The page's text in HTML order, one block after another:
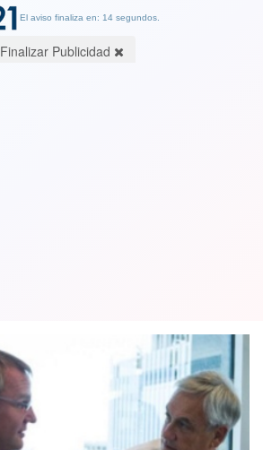
El aviso finaliza en: 13 segundos.
Finalizar Publicidad